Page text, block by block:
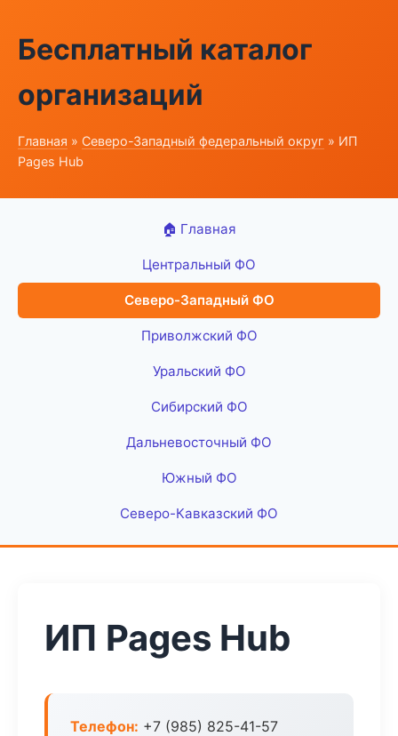
Бесплатный каталог
организаций
Главная » Северо-Западный федеральный округ » ИП
Pages Hub
🏠 Главная
Центральный ФО
Северо-Западный ФО
Приволжский ФО
Уральский ФО
Сибирский ФО
Дальневосточный ФО
Южный ФО
Северо-Кавказский ФО
ИП Pages Hub
Телефон: +7 (985) 825-41-57